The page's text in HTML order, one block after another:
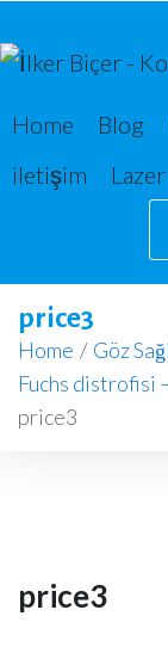
Home Blog
iletişim
price3
Home / Göz
Fuchs distrofisi
price3
price3